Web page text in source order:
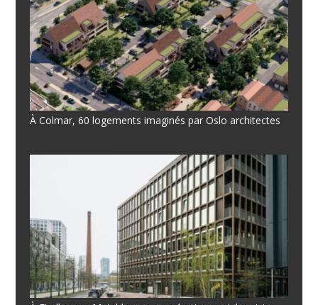
À Colmar, 60 logements imaginés par Oslo architectes